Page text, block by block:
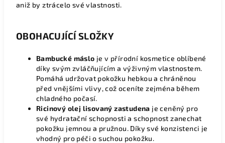
aniž by ztrácelo své vlastnosti.
OBOHACUJÍCÍ SLOŽKY
Bambucké máslo je v přírodní kosmetice oblíbené
díky svým zvláčňujícím a výživným vlastnostem.
Pomáhá udržovat pokožku hebkou a chráněnou
před vnějšími vlivy, což oceníte zejména během
chladného počasí.
Ricinový olej lisovaný zastudena je ceněný pro
své hydratační schopnosti a schopnost zanechat
pokožku jemnou a pružnou. Díky své konzistenci je
vhodný pro péči o suchou pokožku.